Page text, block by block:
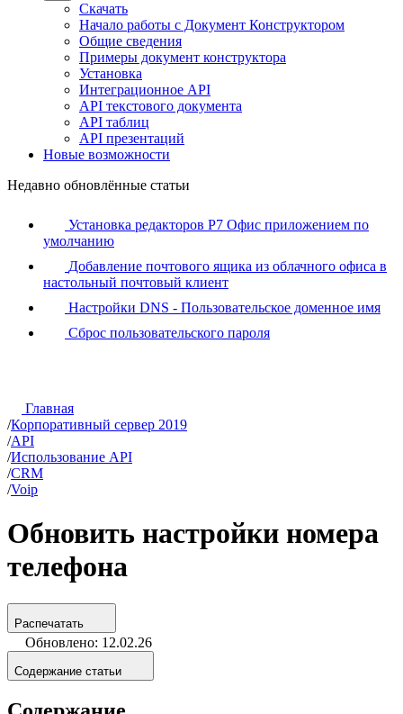
Скачать
Начало работы с Документ Конструктором
Общие сведения
Примеры документ конструктора
Установка
Интеграционное API
API текстового документа
API таблиц
API презентаций
Новые возможности
Недавно обновлённые статьи
Установка редакторов Р7 Офис приложением по
умолчанию
Добавление почтового ящика из облачного офиса в
настольный почтовый клиент
Настройки DNS - Пользовательское доменное имя
Сброс пользовательского пароля
Главная
/Корпоративный сервер 2019
/API
/Использование API
/CRM
/Voip
Обновить настройки номера
телефона
Распечатать
Обновлено: 12.02.26
Содержание статьи